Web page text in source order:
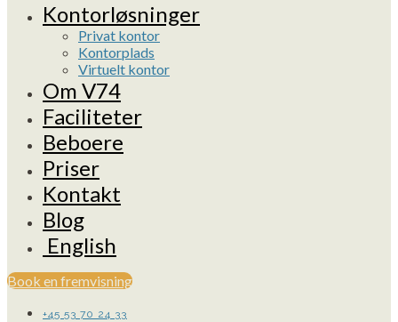
Kontorløsninger
Privat kontor
Kontorplads
Virtuelt kontor
Om V74
Faciliteter
Beboere
Priser
Kontakt
Blog
English
Book en fremvisning
+45 53 70 24 33